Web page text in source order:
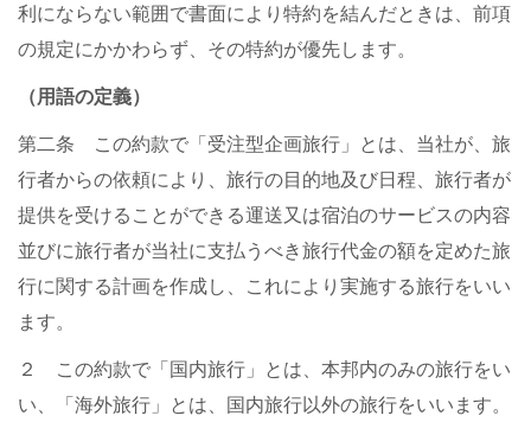
利にならない範囲で書面により特約を結んだときは、前項
の規定にかかわらず、その特約が優先します。
（用語の定義）
第二条 この約款で「受注型企画旅行」とは、当社が、旅
行者からの依頼により、旅行の目的地及び日程、旅行者が
提供を受けることができる運送又は宿泊のサービスの内容
並びに旅行者が当社に支払うべき旅行代金の額を定めた旅
行に関する計画を作成し、これにより実施する旅行をいい
ます。
２ この約款で「国内旅行」とは、本邦内のみの旅行をい
い、「海外旅行」とは、国内旅行以外の旅行をいいます。